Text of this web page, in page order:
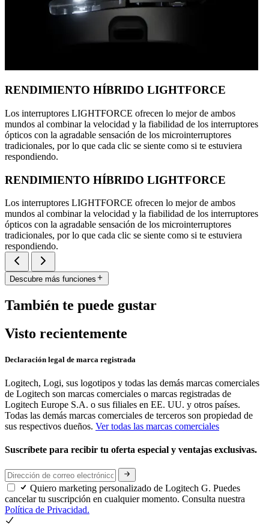
RENDIMIENTO HÍBRIDO LIGHTFORCE
Los interruptores LIGHTFORCE ofrecen lo mejor de ambos
mundos al combinar la velocidad y la fiabilidad de los interruptores
ópticos con la agradable sensación de los microinterruptores
tradicionales, por lo que cada clic se siente como si te estuviera
respondiendo.
RENDIMIENTO HÍBRIDO LIGHTFORCE
Los interruptores LIGHTFORCE ofrecen lo mejor de ambos
mundos al combinar la velocidad y la fiabilidad de los interruptores
ópticos con la agradable sensación de los microinterruptores
tradicionales, por lo que cada clic se siente como si te estuviera
respondiendo.
Descubre más funciones
También te puede gustar
Visto recientemente
Declaración legal de marca registrada
Logitech, Logi, sus logotipos y todas las demás marcas comerciales
de Logitech son marcas comerciales o marcas registradas de
Logitech Europe S.A. o sus filiales en EE. UU. y otros países.
Todas las demás marcas comerciales de terceros son propiedad de
sus respectivos dueños. Ver todas las marcas comerciales
Suscríbete para recibir tu oferta especial y ventajas exclusivas.
Quiero marketing personalizado de Logitech G. Puedes
cancelar tu suscripción en cualquier momento. Consulta nuestra
Política de Privacidad.